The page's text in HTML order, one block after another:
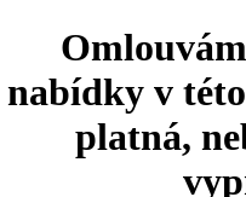
nabídky v
platná,